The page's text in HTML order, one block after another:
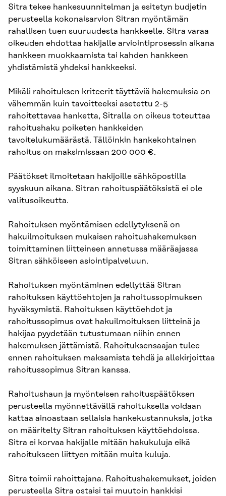
Sitra tekee hankesuunnitelman ja esitetyn budjetin
perusteella kokonaisarvion Sitran myöntämän
rahallisen tuen suuruudesta hankkeelle. Sitra varaa
oikeuden ehdottaa hakijalle arviointiprosessin aikana
hankkeen muokkaamista tai kahden hankkeen
yhdistämistä yhdeksi hankkeeksi.
Mikäli rahoituksen kriteerit täyttäviä hakemuksia on
vähemmän kuin tavoitteeksi asetettu 2-5
rahoitettavaa hanketta, Sitralla on oikeus toteuttaa
rahoitushaku poiketen hankkeiden
tavoitelukumäärästä. Tällöinkin hankekohtainen
rahoitus on maksimissaan 200 000 €.
Päätökset ilmoitetaan hakijoille sähköpostilla
syyskuun aikana. Sitran rahoituspäätöksistä ei ole
valitusoikeutta.
Rahoituksen myöntämisen edellytyksenä on
hakuilmoituksen mukaisen rahoitushakemuksen
toimittaminen liitteineen annetussa määräajassa
Sitran sähköiseen asiointipalveluun.
Rahoituksen myöntäminen edellyttää Sitran
rahoituksen käyttöehtojen ja rahoitussopimuksen
hyväksymistä. Rahoituksen käyttöehdot ja
rahoitussopimus ovat hakuilmoituksen liitteinä ja
hakijaa pyydetään tutustumaan niihin ennen
hakemuksen jättämistä. Rahoituksensaajan tulee
ennen rahoituksen maksamista tehdä ja allekirjoittaa
rahoitussopimus Sitran kanssa.
Rahoitushaun ja myönteisen rahoituspäätöksen
perusteella myönnettävällä rahoituksella voidaan
kattaa ainoastaan sellaisia hankekustannuksia, jotka
on määritelty Sitran rahoituksen käyttöehdoissa.
Sitra ei korvaa hakijalle mitään hakukuluja eikä
rahoitukseen liittyen mitään muita kuluja.
Sitra toimii rahoittajana. Rahoitushakemukset, joiden
perusteella Sitra ostaisi tai muutoin hankkisi